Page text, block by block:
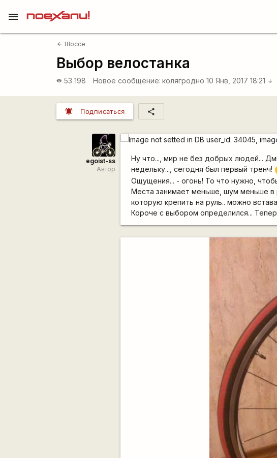
menu
arrow_back Шоссе
Выбор велостанка
visibility 53 198 Новое сообщение: колягродно 10 Янв, 2017 18:21 arrow_downward
notifications_active Подписаться share
egoist-ss
Автор
Ну что..., мир не без добрых людей...
недельку..., сегодня был первый тренч!
Ощущения... - огонь! То что нужно,
Места занимает меньше, шум меньше в
которую крепить на руль.. можно
Короче с выбором определился...